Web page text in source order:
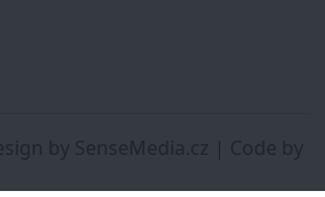
by SenseMedia.cz | Code by